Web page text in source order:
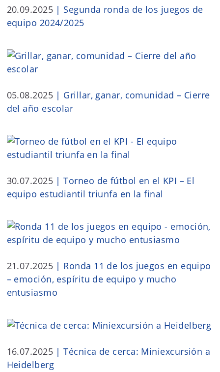
20.09.2025 | Segunda ronda de los juegos de
equipo 2024/2025
05.08.2025 | Grillar, ganar, comunidad – Cierre
del año escolar
30.07.2025 |Torneo de fútbol en el KPI – El
equipo estudiantil triunfa en la final
21.07.2025 | Ronda 11 de los juegos en equipo
– emoción, espíritu de equipo y mucho
entusiasmo
16.07.2025 |Técnica de cerca: Miniexcursión a
Heidelberg